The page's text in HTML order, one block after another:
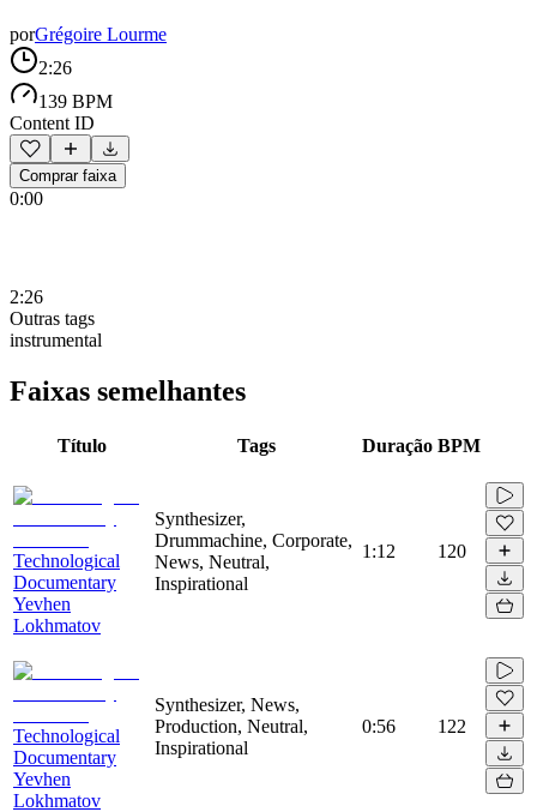
porGrégoire Lourme
2:26
139 BPM
Content ID
Comprar faixa
0:00
2:26
Outras tags
instrumental
Faixas semelhantes
Título Tags Duração BPM
Technological
Documentary
Yevhen
Lokhmatov
Synthesizer,
Drummachine, Corporate,
News, Neutral,
Inspirational
1:12 120
Technological
Documentary
Yevhen
Lokhmatov
Synthesizer, News,
Production, Neutral,
Inspirational
0:56 122